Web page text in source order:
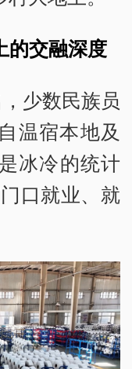
的交融深度
少数民族员
温宿本地及
冰冷的统计
口就业、就